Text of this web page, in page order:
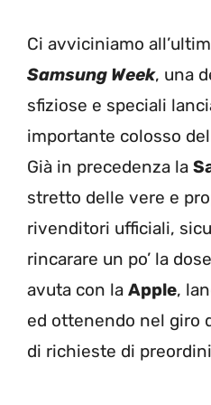
Ci avviciniamo
Samsung Week, una
sfiziose e speciali
importante colosso
Già in precedenza la
stretto delle vere e
rivenditori ufficiali,
rincarare un po’ la
avuta con la Apple,
ed ottenendo nel giro
di richieste di